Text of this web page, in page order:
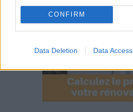
CONFIRM
Data Deletion Data Access